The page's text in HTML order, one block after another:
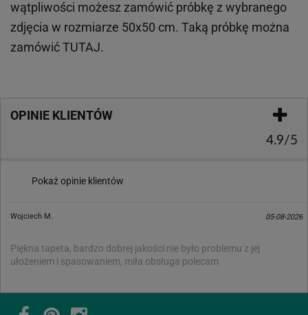
wątpliwości możesz zamówić próbkę z wybranego
zdjęcia w rozmiarze 50x50 cm. Taką próbkę można
zamówićTUTAJ.
OPINIE KLIENTÓW
4.9/5
Pokaż opinie klientów
Wojciech M. 05-08-2026
Piękna tapeta, bardzo dobrej jakości nie było problemu z jej
ułożeniem i spasowaniem, miła obsługa polecam